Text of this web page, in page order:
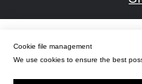
Мы используем файлы cookie для
сайтом.
Cookie file management
We use cookies to ensure the best